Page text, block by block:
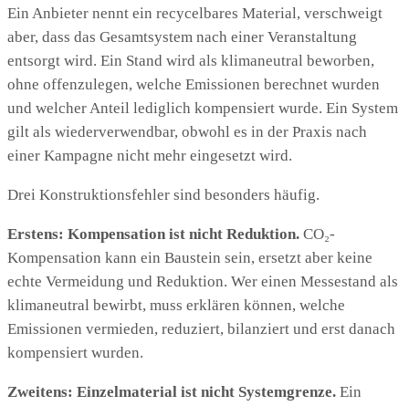
Ein Anbieter nennt ein recycelbares Material, verschweigt
aber, dass das Gesamtsystem nach einer Veranstaltung
entsorgt wird. Ein Stand wird als klimaneutral beworben,
ohne offenzulegen, welche Emissionen berechnet wurden
und welcher Anteil lediglich kompensiert wurde. Ein System
gilt als wiederverwendbar, obwohl es in der Praxis nach
einer Kampagne nicht mehr eingesetzt wird.
Drei Konstruktionsfehler sind besonders häufig.
Erstens: Kompensation ist nicht Reduktion. CO₂-
Kompensation kann ein Baustein sein, ersetzt aber keine
echte Vermeidung und Reduktion. Wer einen Messestand als
klimaneutral bewirbt, muss erklären können, welche
Emissionen vermieden, reduziert, bilanziert und erst danach
kompensiert wurden.
Zweitens: Einzelmaterial ist nicht Systemgrenze. Ein